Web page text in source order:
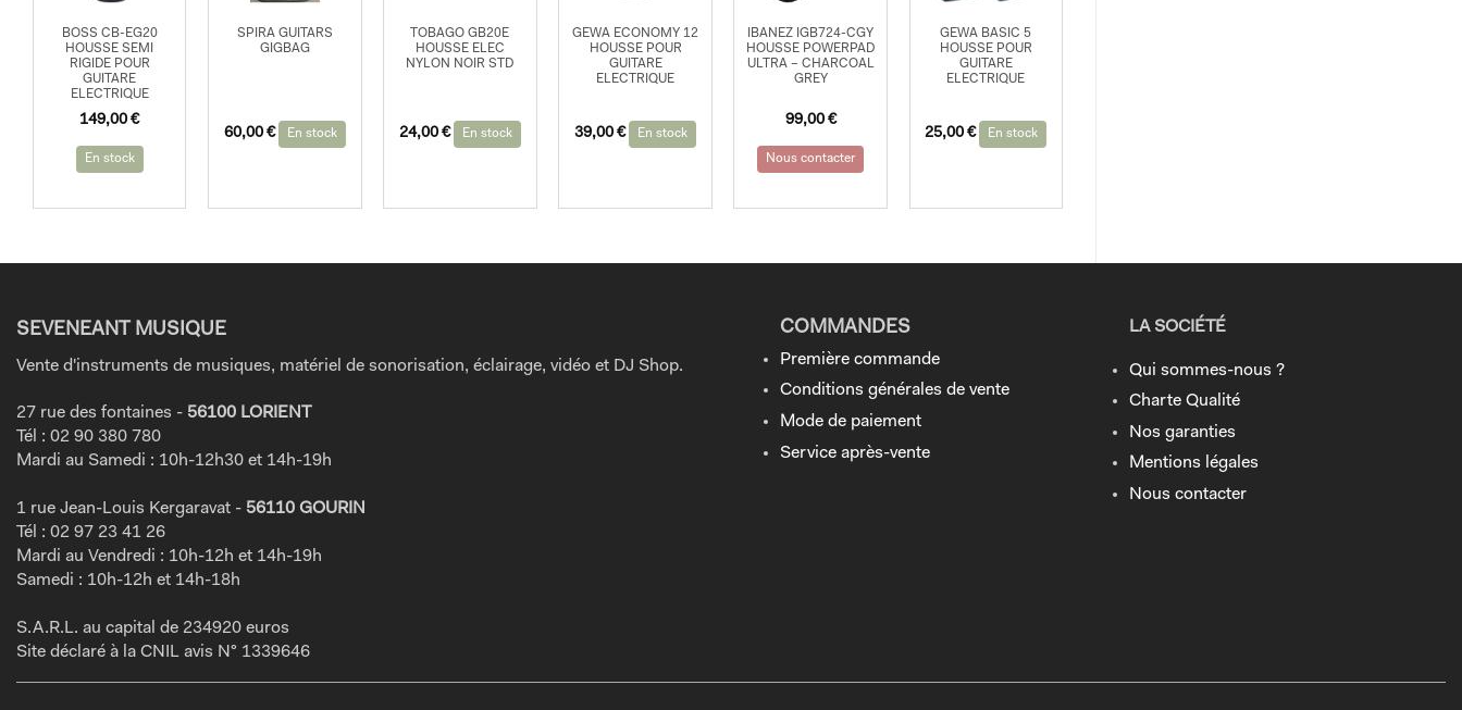
BOSS CB-EG20
HOUSSE SEMI
RIGIDE POUR
GUITARE
ELECTRIQUE
149,00€
En stock
SPIRA GUITARS
GIGBAG
60,00 € En stock
TOBAGO GB20E
HOUSSE ELEC
NYLON NOIR STD
24,00 € En stock
GEWA ECONOMY 12
HOUSSE POUR
GUITARE
ELECTRIQUE
39,00€ En stock
IBANEZ IGB724-CGY
HOUSSE POWERPAD
ULTRA – CHARCOAL
GREY
99,00 €
Nous contacter
GEWA BASIC 5
HOUSSE POUR
GUITARE
ELECTRIQUE
25,00€ En stock
SEVENEANT MUSIQUE
Vente d'instruments de musiques, matériel de sonorisation, éclairage, vidéo et DJ Shop.
27 rue des fontaines - 56100 LORIENT
Tél : 02 90 380 780
Mardi au Samedi : 10h-12h30 et 14h-19h
1 rue Jean-Louis Kergaravat - 56110 GOURIN
Tél : 02 97 23 41 26
Mardi au Vendredi : 10h-12h et 14h-19h
Samedi : 10h-12h et 14h-18h
S.A.R.L. au capital de 234920 euros
Site déclaré à la CNIL avis N° 1339646
COMMANDES
Première commande
Conditions générales de vente
Mode de paiement
Service après-vente
LA SOCIÉTÉ
Qui sommes-nous ?
Charte Qualité
Nos garanties
Mentions légales
Nous contacter